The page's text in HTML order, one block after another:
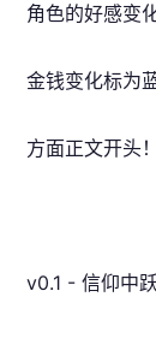
角色的好感变
金钱变化标为
方面正文开头！
v0.1 - 信仰中